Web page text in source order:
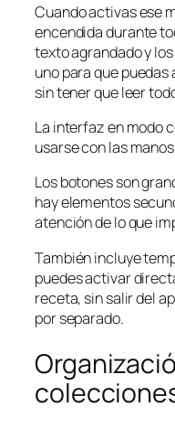
Cuando activas ese
encendida durante
texto agrandado y
uno para que
sin tener que leer
La interfaz en modo
usarse con las
Los botones son
hay elementos
atención de lo que
También incluye
puedes activar
receta, sin salir del
por separado.